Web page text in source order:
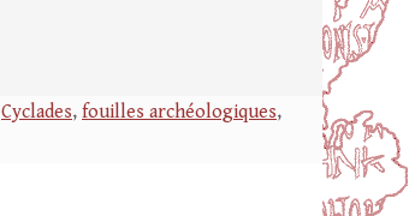
Cyclades, fouilles archéologiques,